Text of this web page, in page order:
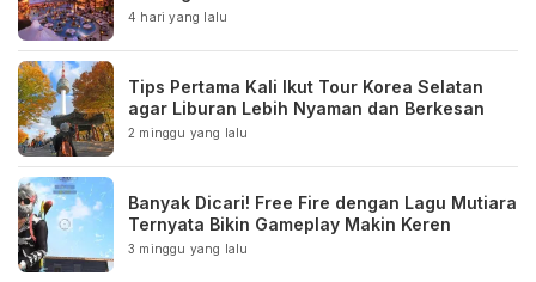
4 hari yang lalu
Tips Pertama Kali Ikut Tour Korea Selatan
agar Liburan Lebih Nyaman dan Berkesan
2 minggu yang lalu
Banyak Dicari! Free Fire dengan Lagu Mutiara
Ternyata Bikin Gameplay Makin Keren
3 minggu yang lalu